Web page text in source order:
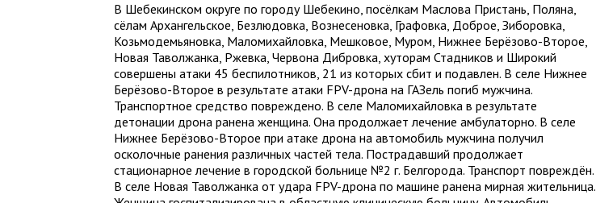
В Шебекинском округе по городу Шебекино, посёлкам Маслова Пристань, Поляна,
сёлам Архангельское, Безлюдовка, Вознесеновка, Графовка, Доброе, Зиборовка,
Козьмодемьяновка, Маломихайловка, Мешковое, Муром, Нижнее Берёзово-Второе,
Новая Таволжанка, Ржевка, Червона Дибровка, хуторам Стадников и Широкий
совершены атаки 45 беспилотников, 21 из которых сбит и подавлен. В селе Нижнее
Берёзово-Второе в результате атаки FPV-дрона на ГАЗель погиб мужчина.
Транспортное средство повреждено. В селе Маломихайловка в результате
детонации дрона ранена женщина. Она продолжает лечение амбулаторно. В селе
Нижнее Берёзово-Второе при атаке дрона на автомобиль мужчина получил
осколочные ранения различных частей тела. Пострадавший продолжает
стационарное лечение в городской больнице №2 г. Белгорода. Транспорт повреждён.
В селе Новая Таволжанка от удара FPV-дрона по машине ранена мирная жительница.